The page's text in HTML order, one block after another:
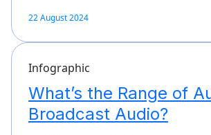
22 August 2024
Infographic
What’s the Range of
Broadcast Audio?